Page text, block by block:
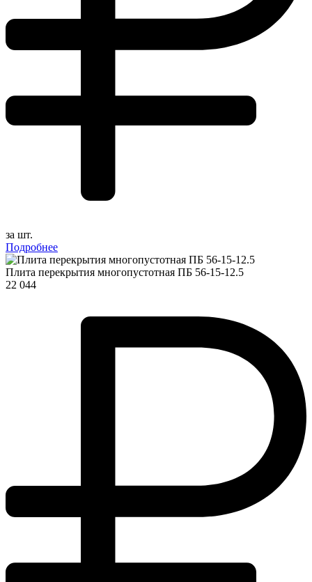
за шт.
Подробнее
Плита перекрытия многопустотная ПБ 56-15-12.5
22 044